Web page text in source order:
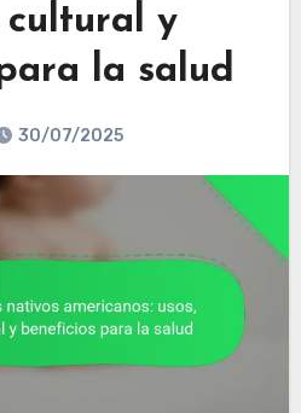
y
la salud
30/07/2025